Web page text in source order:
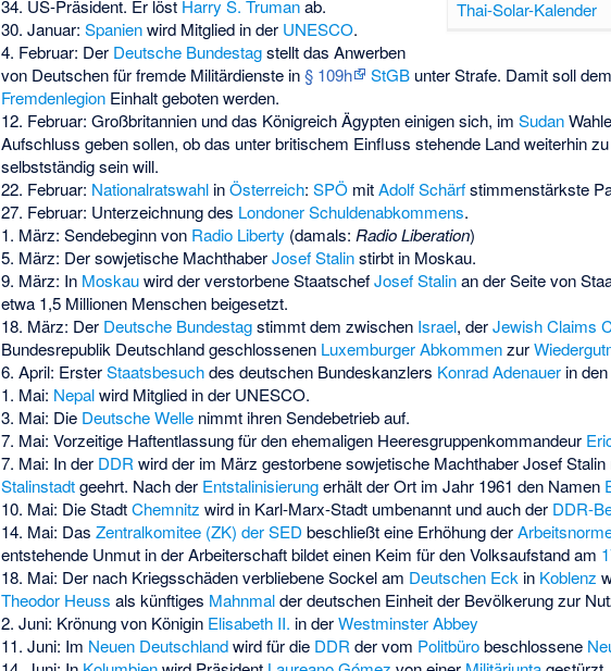
Thai-Solar-Kalender
34. US-Präsident. Er löst Harry S. Trumanab.
30. Januar: Spanienwird Mitglied in der UNESCO.
4. Februar: Der Deutsche Bundestagstellt das Anwerben
von Deutschen für fremde Militärdienste in§ 109h StGBunter Strafe. Damit soll
FremdenlegionEinhalt geboten werden.
12. Februar: Großbritannienund das Königreich Ägypten einigen sich, im Sudan
Aufschluss geben sollen, ob das unter britischem Einfluss stehende Land weiterhin
selbstständig sein will.
22. Februar: NationalratswahlinÖsterreich: SPÖmitAdolf Schärfstimmenstärkste
27. Februar: Unterzeichnung des Londoner Schuldenabkommens.
1. März: Sendebeginn von Radio Liberty (damals: Radio Liberation)
5. März: Der sowjetische MachthaberJosef Stalinstirbt in Moskau.
9. März: In Moskauwird der verstorbene StaatschefJosef Stalinan der Seite von
etwa 1,5 Millionen Menschen beigesetzt.
18. März: Der Deutsche Bundestagstimmt dem zwischen Israel, derJewish Claims
Bundesrepublik Deutschland geschlossenen Luxemburger Abkommenzur
6. April: ErsterStaatsbesuchdes deutschen Bundeskanzlers Konrad Adenauerin den
1. Mai: Nepalwird Mitglied in der UNESCO.
3. Mai: Die Deutsche Wellenimmt ihren Sendebetrieb auf.
7. Mai: Vorzeitige Haftentlassung für den ehemaligen Heeresgruppenkommandeur
7. Mai: In der DDR wird der im März gestorbene sowjetische Machthaber Josef
Stalinstadtgeehrt. Nach der Entstalinisierungerhält der Ort im Jahr 1961 den Namen
10. Mai: Die StadtChemnitz wird in Karl-Marx-Stadt umbenannt und auch der DDR-
14. Mai: Das Zentralkomitee (ZK) der SED beschließt eine Erhöhung der
entstehende Unmut in der Arbeiterschaft bildet einen Keim für den Volksaufstand am
18. Mai: Der nach Kriegsschäden verbliebene Sockel am Deutschen Eck in Koblenz
Theodor Heuss als künftiges Mahnmalder deutschen Einheit der Bevölkerung zur
2. Juni: Krönung von Königin Elisabeth II. in derWestminster Abbey
11. Juni: Im Neuen Deutschlandwird für die DDR der vom Politbürobeschlossene